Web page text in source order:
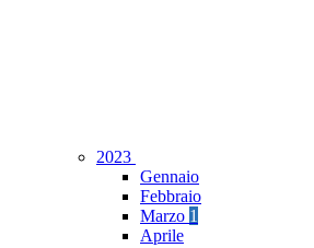
2023
Gennaio
Febbraio
Marzo 1
Aprile